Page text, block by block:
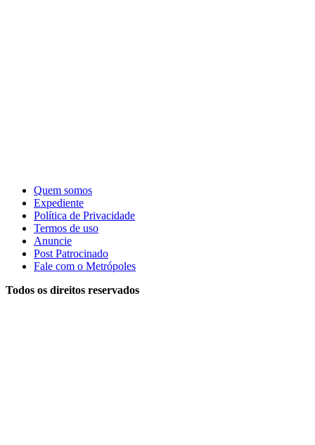
Quem somos
Expediente
Política de Privacidade
Termos de uso
Anuncie
Post Patrocinado
Fale com o Metrópoles
Todos os direitos reservados